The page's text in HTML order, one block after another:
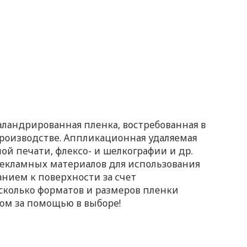
пленка, востребованная в
Аппликационная удаляемая
печати, флексо- и шелкографии и др.
материалов для использования
к поверхности за счет
форматов и размеров пленки
за помощью в выборе!